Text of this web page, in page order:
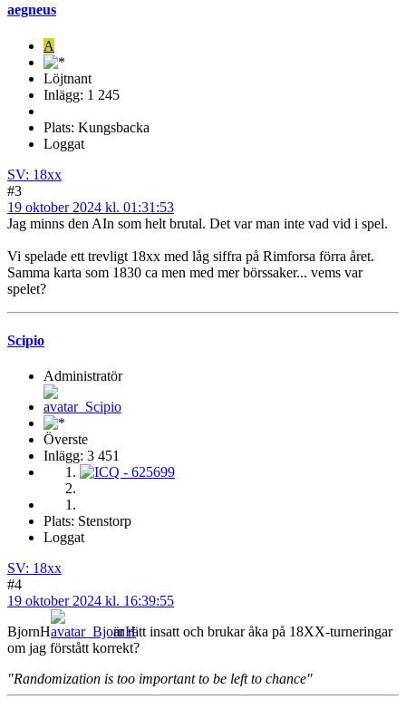
aegneus
A
Löjtnant
Inlägg: 1 245
Plats: Kungsbacka
Loggat
SV: 18xx
#3
19 oktober 2024 kl. 01:31:53
Jag minns den AIn som helt brutal. Det var man inte vad vid i spel.
Vi spelade ett trevligt 18xx med låg siffra på Rimforsa förra året.
Samma karta som 1830 ca men med mer börssaker... vems var
spelet?
Scipio
Administratör
Överste
Inlägg: 3 451
Plats: Stenstorp
Loggat
SV: 18xx
#4
19 oktober 2024 kl. 16:39:55
BjornH
är rätt insatt och brukar åka på 18XX-turneringar
om jag förstått korrekt?
"Randomization is too important to be left to chance"